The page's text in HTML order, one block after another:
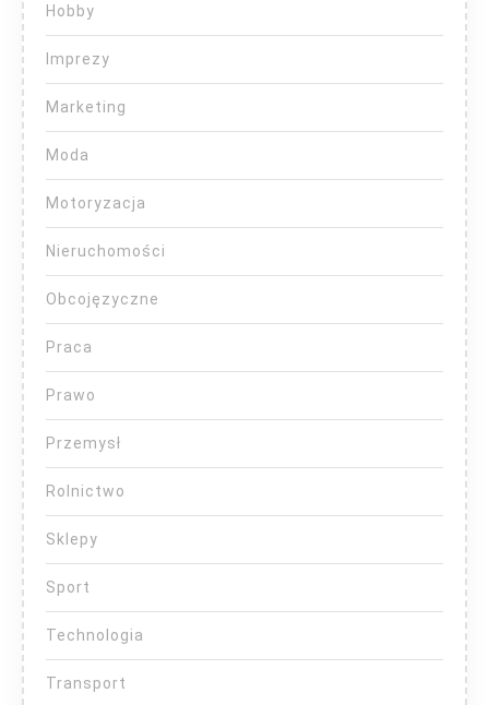
Hobby
Imprezy
Marketing
Moda
Motoryzacja
Nieruchomości
Obcojęzyczne
Praca
Prawo
Przemysł
Rolnictwo
Sklepy
Sport
Technologia
Transport